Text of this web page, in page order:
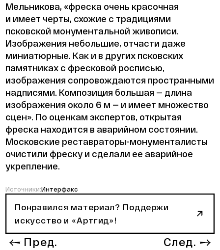
Мельникова, «фреска очень красочная
и имеет черты, схожие с традициями
псковской монументальной живописи.
Изображения небольшие, отчасти даже
миниатюрные. Как и в других псковских
памятниках с фресковой росписью,
изображения сопровождаются пространными
надписями. Композиция большая — длина
изображения около 6 м — и имеет множество
сцен». По оценкам экспертов, открытая
фреска находится в аварийном состоянии.
Московские реставраторы-монументалисты
очистили фреску и сделали ее аварийное
укрепление.
Источники:Интерфакс
Понравился материал? Поддержи
искусство и «Артгид»!
Пред. След.